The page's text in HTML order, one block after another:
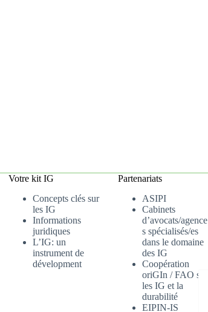
Votre kit IG
Concepts clés sur
les IG
Informations
juridiques
L’IG: un
instrument de
dévelopment
Partenariats
ASIPI
Cabinets
d’avocats/agence
s spécialisés/es
dans le domaine
des IG
Coopération
oriGIn / FAO sur
les IG et la
durabilité
EIPIN-IS